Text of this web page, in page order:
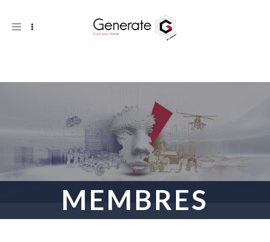
Toggle
MEMBRES